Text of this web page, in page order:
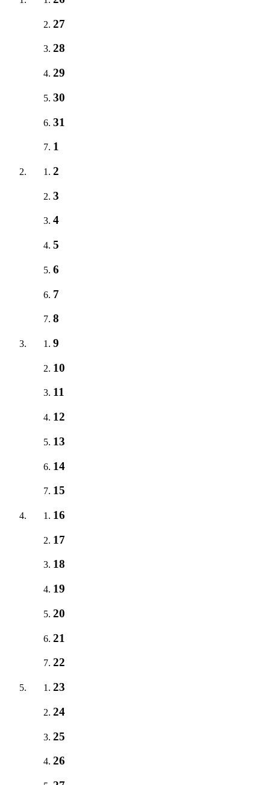
27
28
29
30
31
1
2
3
4
5
6
7
8
9
10
11
12
13
14
15
16
17
18
19
20
21
22
23
24
25
26